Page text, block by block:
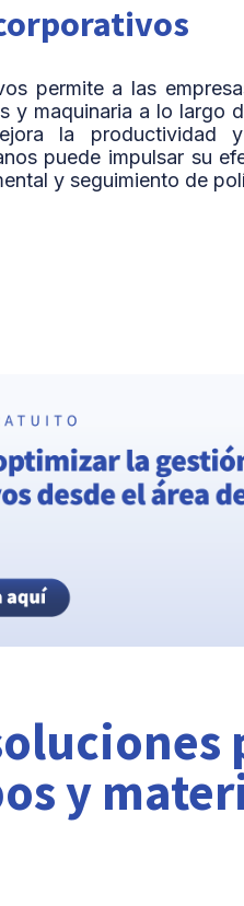
permite a las
y maquinaria a lo largo
la productividad
puede impulsar su
y seguimiento de
y